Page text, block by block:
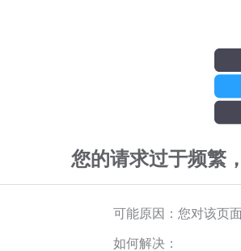
您的请求过于频繁
可能原因：您对该页
如何解决：